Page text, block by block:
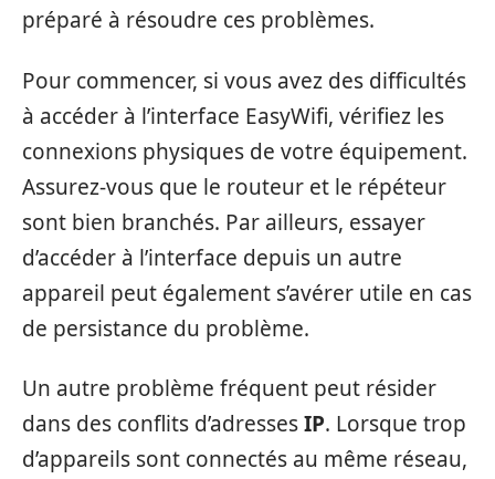
préparé à résoudre ces problèmes.
Pour commencer, si vous avez des difficultés
à accéder à l’interface EasyWifi, vérifiez les
connexions physiques de votre équipement.
Assurez-vous que le routeur et le répéteur
sont bien branchés. Par ailleurs, essayer
d’accéder à l’interface depuis un autre
appareil peut également s’avérer utile en cas
de persistance du problème.
Un autre problème fréquent peut résider
dans des conflits d’adressesIP. Lorsque trop
d’appareils sont connectés au même réseau,